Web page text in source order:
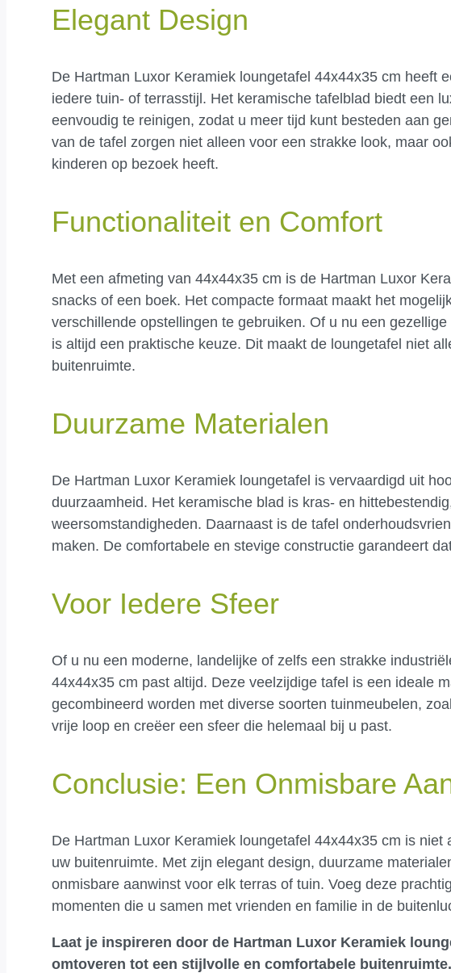
Elegant Design
De Hartman Luxor Keramiek loungetafel 44x44x35 cm heeft
iedere tuin- of terrasstijl. Het keramische tafelblad biedt een
eenvoudig te reinigen, zodat u meer tijd kunt besteden aan
van de tafel zorgen niet alleen voor een strakke look, maar
kinderen op bezoek heeft.
Functionaliteit en Comfort
Met een afmeting van 44x44x35 cm is de Hartman Luxor
snacks of een boek. Het compacte formaat maakt het
verschillende opstellingen te gebruiken. Of u nu een
is altijd een praktische keuze. Dit maakt de loungetafel niet
buitenruimte.
Duurzame Materialen
De Hartman Luxor Keramiek loungetafel is vervaardigd uit
duurzaamheid. Het keramische blad is kras- en
weersomstandigheden. Daarnaast is de tafel
maken. De comfortabele en stevige constructie garandeert
Voor Iedere Sfeer
Of u nu een moderne, landelijke of zelfs een strakke
44x44x35 cm past altijd. Deze veelzijdige tafel is een ideale
gecombineerd worden met diverse soorten tuinmeubelen,
vrije loop en creëer een sfeer die helemaal bij u past.
Conclusie: Een Onmisbare
De Hartman Luxor Keramiek loungetafel 44x44x35 cm is
uw buitenruimte. Met zijn elegant design, duurzame
onmisbare aanwinst voor elk terras of tuin. Voeg deze
momenten die u samen met vrienden en familie in de
Laat je inspireren door de Hartman Luxor Keramiek
omtoveren tot een stijlvolle en comfortabele buitenruimte.